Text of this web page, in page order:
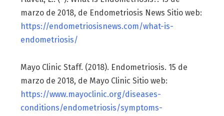
marzo de 2018, de Endometriosis News Sitio web:
https://endometriosisnews.com/what-is-
endometriosis/
Mayo Clinic Staff. (2018). Endometriosis. 15 de
marzo de 2018, de Mayo Clinic Sitio web:
https://www.mayoclinic.org/diseases-
conditions/endometriosis/symptoms-